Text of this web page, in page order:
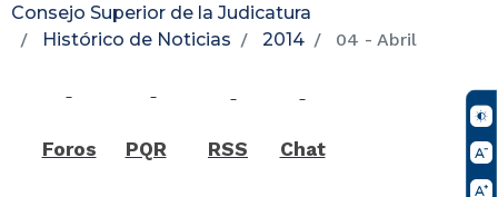
Consejo Superior de la Judicatura
Histórico de Noticias
2014 04 - Abril
Foros PQR RSS Chat